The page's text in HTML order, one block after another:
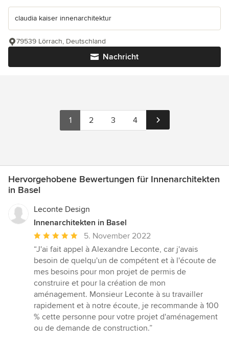
claudia kaiser innenarchitektur
Nachricht
79539 Lörrach, Deutschland
1 2 3 4
Hervorgehobene Bewertungen für Innenarchitekten
in Basel
Leconte Design
Innenarchitekten in Basel
Durchschnittliche
Bewertung:
5
von
5
Sternen
5. November 2022
“J'ai fait appel à Alexandre Leconte, car j'avais
besoin de quelqu'un de compétent et à l'écoute de
mes besoins pour mon projet de permis de
construire et pour la création de mon
aménagement. Monsieur Leconte à su travailler
rapidement et à notre écoute, je recommande à 100
% cette personne pour votre projet d'aménagement
ou de demande de construction.”